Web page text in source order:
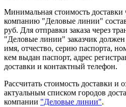
Минимальная стоимость доставки
компанию "Деловые линии"
руб. Для отправки заказа через
"Деловые линии" заказчик
имя, отчество, серию паспорта,
кем выдан паспорт, адрес
доставки и контактный телефон.
Рассчитать стоимость доставки и
актуальным списком городов
компании "Деловые линии".